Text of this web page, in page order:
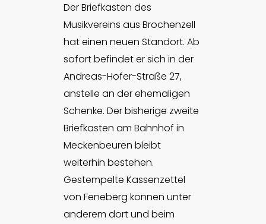
Der Briefkasten des
Musikvereins aus Brochenzell
hat einen neuen Standort. Ab
sofort befindet er sich in der
Andreas-Hofer-Straße 27,
anstelle an der ehemaligen
Schenke. Der bisherige zweite
Briefkasten am Bahnhof in
Meckenbeuren bleibt
weiterhin bestehen.
Gestempelte Kassenzettel
von Feneberg können unter
anderem dort und beim